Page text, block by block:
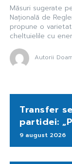
Măsuri sugerate
Națională de
propune o
cheltuielile cu
Autorii
Transfer
partidei:
9 august 2026